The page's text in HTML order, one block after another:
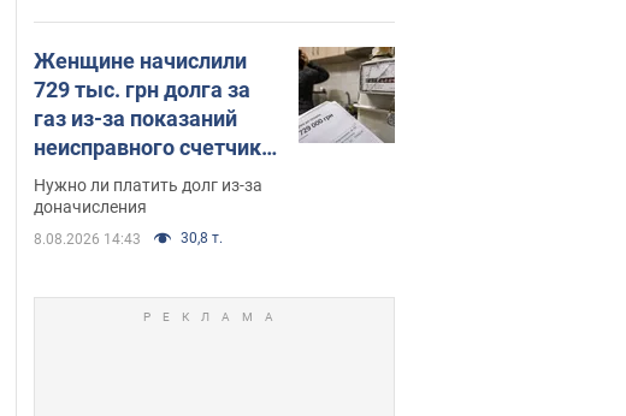
Женщине начислили
729 тыс. грн долга за
газ из-за показаний
неисправного счетчика:
судья вынес
неожиданное решение
Нужно ли платить долг из-за
доначисления
8.08.2026 14:43 30,8 т.